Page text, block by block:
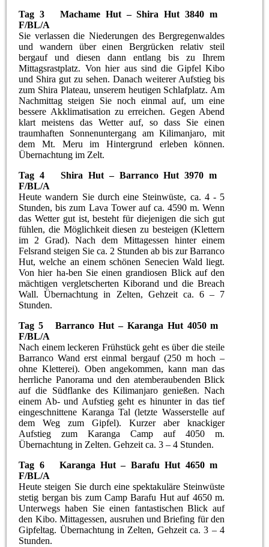
Tag 3 Machame Hut – Shira Hut 3840 m
F/BL/A
Sie verlassen die Niederungen des Bergregenwaldes
und wandern über einen Bergrücken relativ steil
bergauf und diesen dann entlang bis zu Ihrem
Mittagsrastplatz. Von hier aus sind die Gipfel Kibo
und Shira gut zu sehen. Danach weiterer Aufstieg bis
zum Shira Plateau, unserem heutigen Schlafplatz. Am
Nachmittag steigen Sie noch einmal auf, um eine
bessere Akklimatisation zu erreichen. Gegen Abend
klart meistens das Wetter auf, so dass Sie einen
traumhaften Sonnenuntergang am Kilimanjaro, mit
dem Mt. Meru im Hintergrund erleben können.
Übernachtung im Zelt.
Tag 4 Shira Hut – Barranco Hut 3970 m
F/BL/A
Heute wandern Sie durch eine Steinwüste, ca. 4 - 5
Stunden, bis zum Lava Tower auf ca. 4590 m. Wenn
das Wetter gut ist, besteht für diejenigen die sich gut
fühlen, die Möglichkeit diesen zu besteigen (Klettern
im 2 Grad). Nach dem Mittagessen hinter einem
Felsrand steigen Sie ca. 2 Stunden ab bis zur Barranco
Hut, welche an einem schönen Senecien Wald liegt.
Von hier ha-ben Sie einen grandiosen Blick auf den
mächtigen vergletscherten Kiborand und die Breach
Wall. Übernachtung in Zelten, Gehzeit ca. 6 – 7
Stunden.
Tag 5 Barranco Hut – Karanga Hut 4050 m
F/BL/A
Nach einem leckeren Frühstück geht es über die steile
Barranco Wand erst einmal bergauf (250 m hoch –
ohne Kletterei). Oben angekommen, kann man das
herrliche Panorama und den atemberaubenden Blick
auf die Südflanke des Kilimanjaro genießen. Nach
einem Ab- und Aufstieg geht es hinunter in das tief
eingeschnittene Karanga Tal (letzte Wasserstelle auf
dem Weg zum Gipfel). Kurzer aber knackiger
Aufstieg zum Karanga Camp auf 4050 m.
Übernachtung in Zelten. Gehzeit ca. 3 – 4 Stunden.
Tag 6 Karanga Hut – Barafu Hut 4650 m
F/BL/A
Heute steigen Sie durch eine spektakuläre Steinwüste
stetig bergan bis zum Camp Barafu Hut auf 4650 m.
Unterwegs haben Sie einen fantastischen Blick auf
den Kibo. Mittagessen, ausruhen und Briefing für den
Gipfeltag. Übernachtung in Zelten, Gehzeit ca. 3 – 4
Stunden.